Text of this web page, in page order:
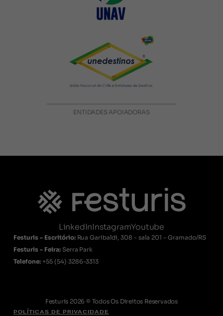
ENTIDADES APOIADORAS
LinkedInInstagramYoutube
Festuris - Escritório: Rua Garibaldi, 308 - sala 201 - Gramado/RS
Festuris - Feira: Serra Park
Telefone: +55 (54) 3286-3313
Festuris 2026 © Todos Os Direitos Reservados
POLÍTICAS DE PRIVACIDADE